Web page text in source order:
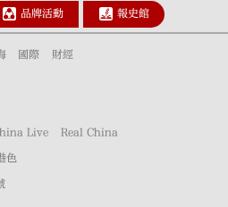
品牌活動 報史館
國際 財經
Live Real China
色